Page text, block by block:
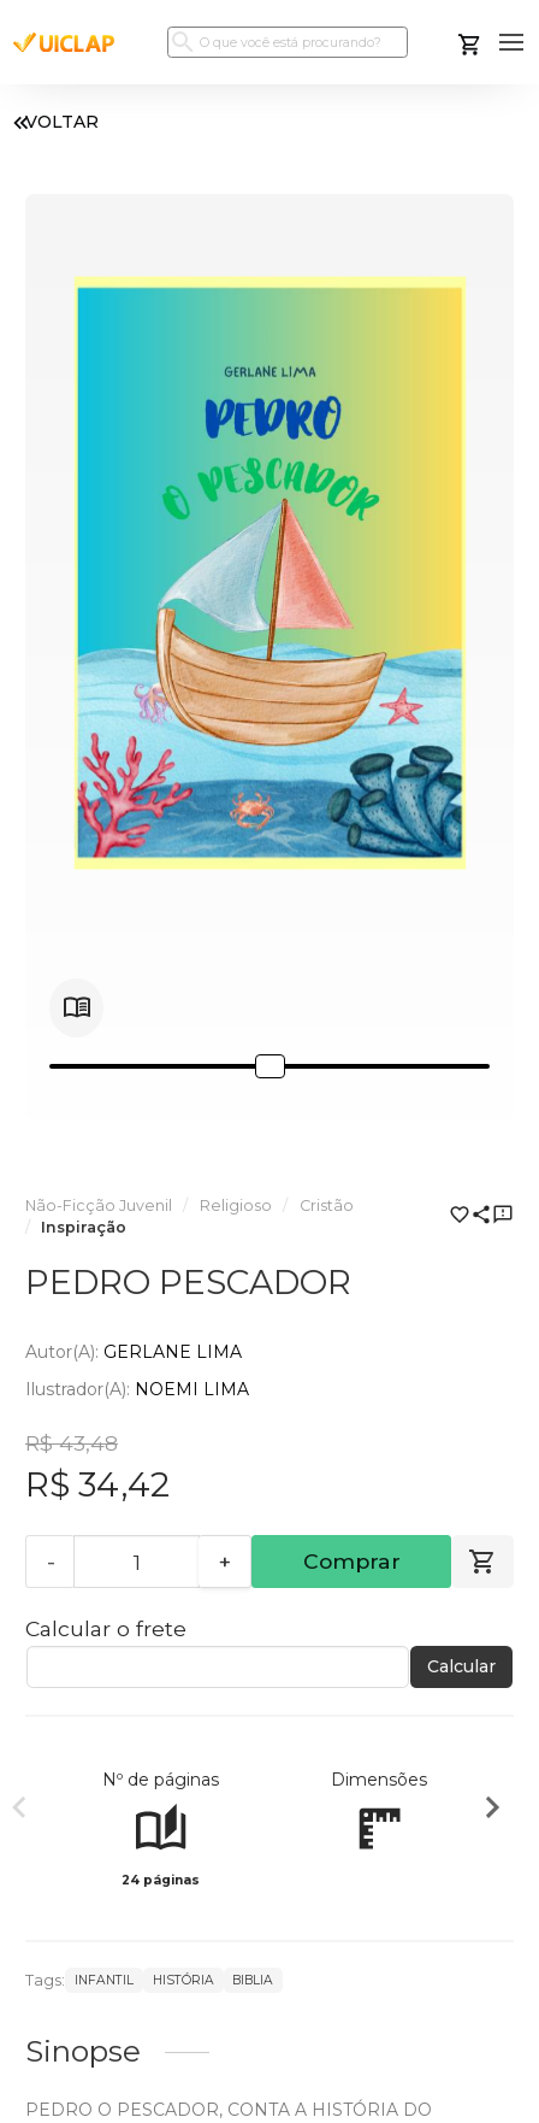
VOLTAR
Não-Ficção Juvenil Religioso
Cristão
Inspiração
PEDRO PESCADOR
Autor(a): GERLANE LIMA
Ilustrador(a): NOEMI LIMA
R$ 43,48
R$ 34,42
- + Comprar
Calcular o frete
Calcular
Nº de páginas
24 páginas
Dimensões
Tags: INFANTIL HISTÓRIA BIBLIA
Sinopse
PEDRO O PESCADOR, CONTA A HISTÓRIA DO